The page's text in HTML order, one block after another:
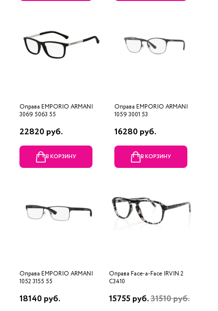
Оправа EMPORIO ARMANI
3069 5063 55
22820 руб.
В КОРЗИНУ
Оправа EMPORIO ARMANI
1059 3001 53
16280 руб.
В КОРЗИНУ
Оправа EMPORIO ARMANI
1052 3155 55
18140 руб.
Оправа Face-a-Face IRVIN 2
C3410
15755 руб.31510 руб.